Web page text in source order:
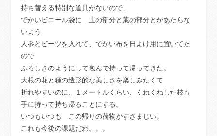
持ち替える特別な道具がないので、
でかいビニール袋に 土の部分と葉の部分とがあたらな
いよう
人参とビーツを入れて、でかい布を日よけ用に置いてた
ので
ふろしきのようにして包んで持って帰ってきた。
大根の花と種の造形的な美しさを楽しみたくて
折れやすいのに、１メートルくらい、くねくねした枝も
手に持って持ち帰ることにする。
いつもいつも この帰りの荷物がすさまじい。
これも今後の課題だわ。。。